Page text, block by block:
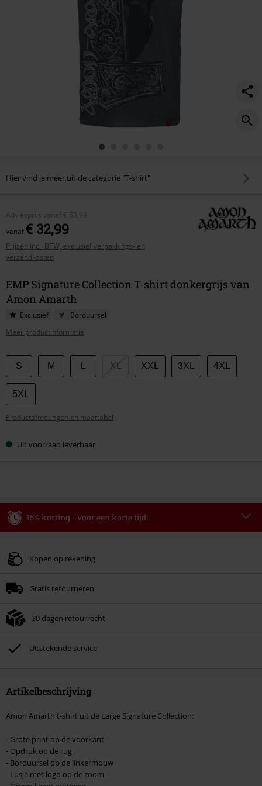
Hier vind je meer uit de categorie "T-shirt"
Adviesprijs vanaf € 53,99
vanaf€ 32,99
Prijzen incl. BTW, exclusief verpakkings- en
verzendkosten
EMP Signature Collection T-shirt donkergrijs van
Amon Amarth
Exclusief
Borduursel
Meer productinformatie
Kies
je
maat
S M XL XXL 3XL 4XL
5XL
Productafmetingen en maattabel
Uit voorraad leverbaar
15% korting - Voor een korte tijd!
Geldig t/m 09-08-2026
Zodra je de code hebt ingevoerd, wordt de korting automatisch verrekend in
Kan niet gecombineerd worden met andere kortingscodes. Boeken, media,
Toten Hosen, Metality, cadeaubonnen en artikelen met een inbegrepen
donatie zijn uitgesloten van de korting.
Kopen op rekening
Gratis retourneren
30 dagen retourrecht
Uitstekende service
Artikelbeschrijving
Amon Amarth t-shirt uit de Large Signature Collection:
- Grote print op de voorkant
- Opdruk op de rug
- Borduursel op de linkermouw
- Lusje met logo op de zoom